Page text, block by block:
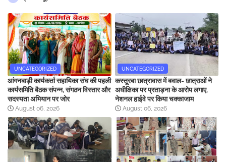
UNCATEGORIZED
आंगनबाड़ी कार्यकर्ता सहायिका संघ की पहली
कार्यसमिति बैठक संपन्न, संगठन विस्तार और
सदस्यता अभियान पर जोर
August 06, 2026
UNCATEGORIZED
कस्तूरबा छात्रावास में बवाल- छात्राओं ने
अधीक्षिका पर प्रताड़ना के आरोप लगाए,
नेशनल हाईवे पर किया चक्काजाम
August 06, 2026